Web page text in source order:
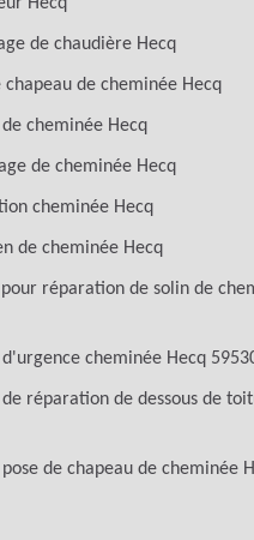
de chaudière Hecq
chapeau de cheminée Hecq
de cheminée Hecq
de cheminée Hecq
cheminée Hecq
de cheminée Hecq
réparation de solin de
cheminée Hecq
réparation de dessous de
de chapeau de cheminée